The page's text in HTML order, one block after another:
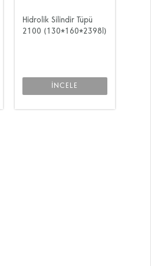
Hidrolik Silindir Tüpü
2100 (130*160*2398l)
İNCELE